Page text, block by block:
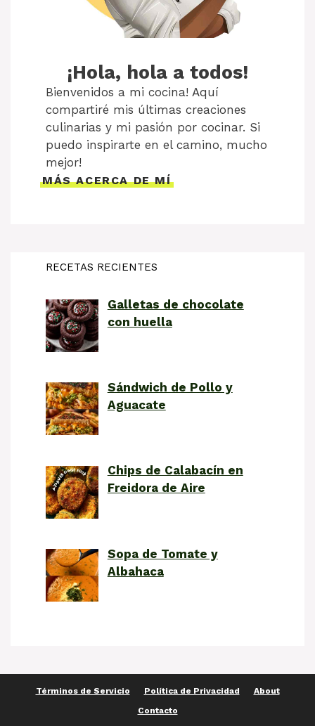
¡Hola, hola a todos!
Bienvenidos a mi cocina! Aquí
compartiré mis últimas creaciones
culinarias y mi pasión por cocinar. Si
puedo inspirarte en el camino, mucho
mejor!
MÁS ACERCA DE MÍ
RECETAS RECIENTES
Galletas de chocolate
con huella
Sándwich de Pollo y
Aguacate
Chips de Calabacín en
Freidora de Aire
Sopa de Tomate y
Albahaca
Términos de Servicio Política de Privacidad
About
Contacto